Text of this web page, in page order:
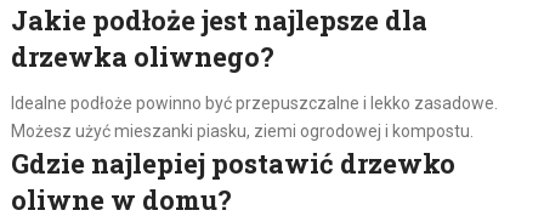
Jakie podłoże jest najlepsze dla
drzewka oliwnego?
Idealne podłoże powinno być przepuszczalne i lekko zasadowe.
Możesz użyć mieszanki piasku, ziemi ogrodowej i kompostu.
Gdzie najlepiej postawić drzewko
oliwne w domu?